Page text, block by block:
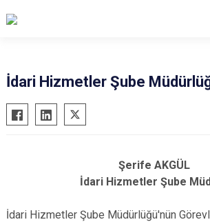
İdari Hizmetler Şube
Şerife AKGÜL
İdari Hizmetler Şube
İdari Hizmetler Şube Müdürlüğü'nün